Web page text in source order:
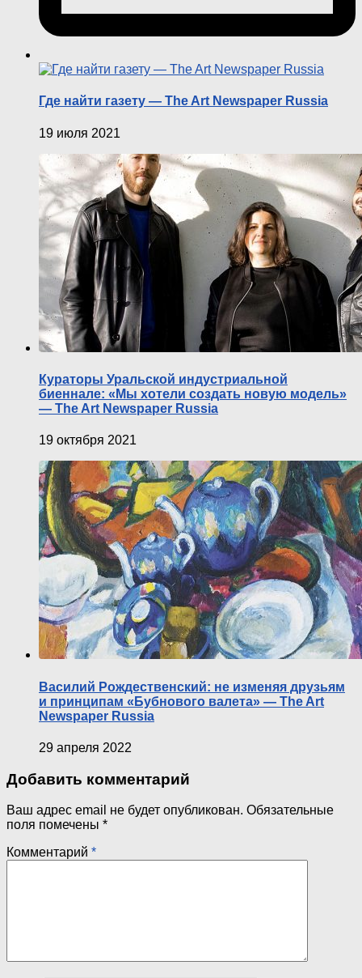
Где найти газету — The Art Newspaper Russia
19 июля 2021
Кураторы Уральской индустриальной
биеннале: «Мы хотели создать новую модель»
— The Art Newspaper Russia
19 октября 2021
Василий Рождественский: не изменяя друзьям
и принципам «Бубнового валета» — The Art
Newspaper Russia
29 апреля 2022
Добавить комментарий
Ваш адрес email не будет опубликован. Обязательные
поля помечены *
Комментарий *